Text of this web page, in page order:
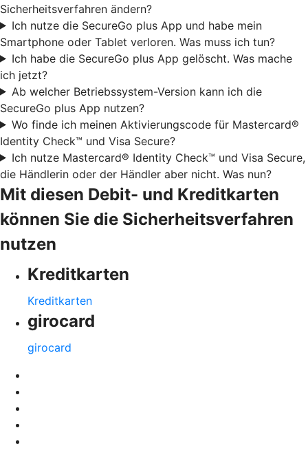
Sicherheitsverfahren ändern?
Ich nutze die SecureGo plus App und habe mein
Smartphone oder Tablet verloren. Was muss ich tun?
Ich habe die SecureGo plus App gelöscht. Was mache
ich jetzt?
Ab welcher Betriebssystem-Version kann ich die
SecureGo plus App nutzen?
Wo finde ich meinen Aktivierungscode für Mastercard®
Identity Check™ und Visa Secure?
Ich nutze Mastercard® Identity Check™ und Visa Secure,
die Händlerin oder der Händler aber nicht. Was nun?
Mit diesen Debit- und Kreditkarten
können Sie die Sicherheitsverfahren
nutzen
Kreditkarten
Kreditkarten
girocard
girocard